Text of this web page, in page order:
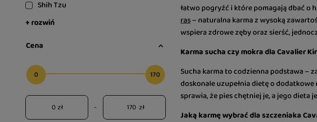
Shih Tzu
+ rozwiń
Cena
zł - zł
0 170
łatwo pogryźć i które pomagają dbać o
ras– naturalna karma z wysoką
wspiera zdrowe zęby oraz sierść,
Karma sucha czy mokra dla Cavalier
Sucha karma to codzienna podstawa –
doskonale uzupełnia dietę o
sprawia, że pies chętniej je, a jego dieta
Jaką karmę wybrać dla szczeniaka